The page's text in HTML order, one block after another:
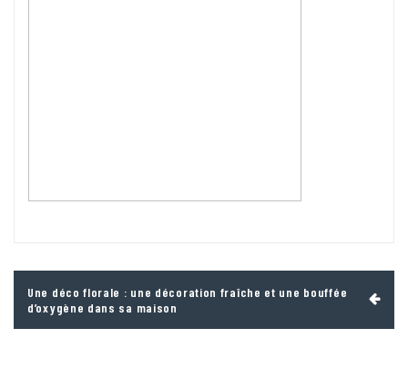
de
l’article
Une déco florale : une décoration fraîche et une bouffée
d’oxygène dans sa maison